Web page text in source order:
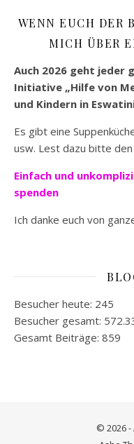
WENN EUCH DER
MICH ÜBER
Auch 2026 geht jeder
Initiative „Hilfe von
und Kindern in
Es gibt eine
usw. Lest dazu bitte den
Einfach und
spenden
Ich danke euch von
Besucher heute: 245
Besucher gesamt:
Gesamt Beiträge: 859
© 2026 -